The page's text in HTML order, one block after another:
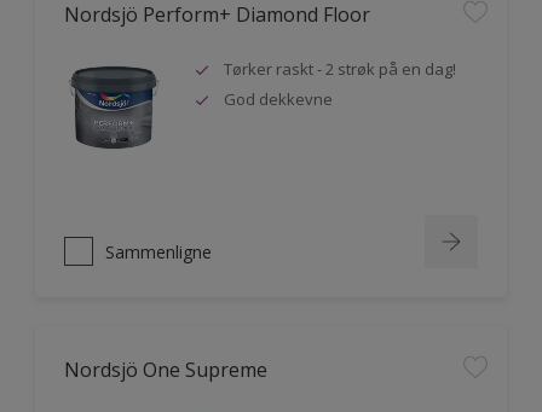
Nordsjö Perform+ Diamond Floor
Tørker raskt - 2 strøk på en dag!
God dekkevne
Sammenligne
Nordsjö One Supreme